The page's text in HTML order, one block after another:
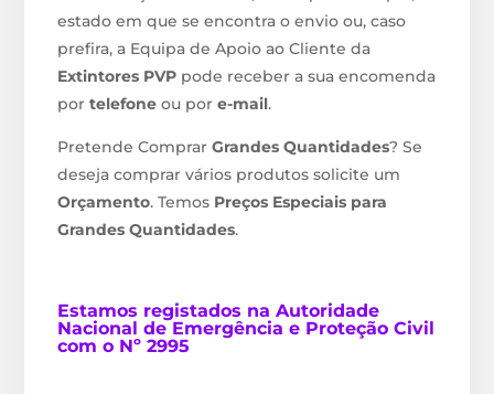
estado em que se encontra o envio ou, caso
prefira, a Equipa de Apoio ao Cliente da
Extintores PVP pode receber a sua encomenda
portelefone ou pore-mail.
Pretende ComprarGrandes Quantidades? Se
deseja comprar vários produtos solicite um
Orçamento. Temos Preços Especiais para
Grandes Quantidades.
Estamos registados na Autoridade
Nacional de Emergência e Proteção Civil
com o Nº 2995